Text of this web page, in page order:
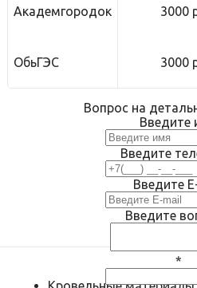
Академгородок 3000
ОбьГЭС 3000
Вопрос на
Введите
Введите
Введите
Введите
*